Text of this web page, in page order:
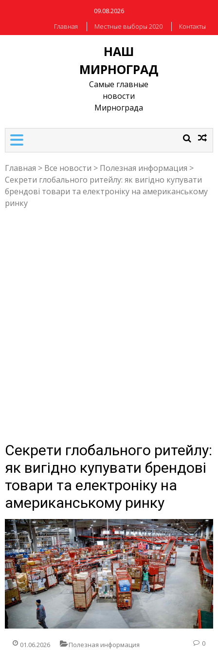
09.08.2026
Главная
Местные выборы 2020 Контакты
НАШ
МИРНОГРАД
Самые главные
новости
Мирнограда
Главная > Все новости > Полезная информация >
Секрети глобального ритейлу: як вигідно купувати
брендові товари та електроніку на американському
ринку
Секрети глобального ритейлу:
як вигідно купувати брендові
товари та електроніку на
американському ринку
01.06.2026 Полезная информация 0